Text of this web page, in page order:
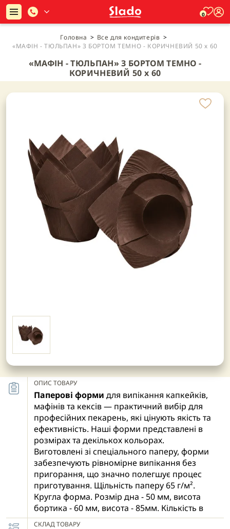
0
Головна > Все для кондитерів >
«МАФІН - ТЮЛЬПАН» З БОРТОМ ТЕМНО - КОРИЧНЕВИЙ 50 х 60
«МАФІН - ТЮЛЬПАН» З БОРТОМ ТЕМНО -
КОРИЧНЕВИЙ 50 х 60
ОПИС ТОВАРУ
Паперові форми для випікання капкейків,
мафінів та кексів — практичний вибір для
професійних пекарень, які цінують якість та
ефективність. Наші форми представлені в
розмірах та декількох кольорах.
Виготовлені зі спеціального паперу, форми
забезпечують рівномірне випікання без
пригорання, що значно полегшує процес
приготування. Щільність паперу 65 г/м².
Кругла форма. Розмір дна - 50 мм, висота
бортика - 60 мм, висота - 85мм. Кількість в
наборі - 80 шт.
СКЛАД ТОВАРУ